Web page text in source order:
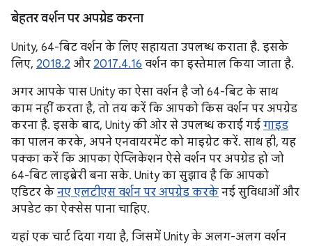
बेहतर वर्शन पर अपग्रेड करना
Unity, 64-बिट वर्शन के लिए सहायता उपलब्ध कराता है. इसके
लिए, 2018.2 और 2017.4.16 वर्शन का इस्तेमाल किया जाता है.
अगर आपके पास Unity का ऐसा वर्शन है जो 64-बिट के साथ
काम नहीं करता है, तो तय करें कि आपको किस वर्शन पर अपग्रेड
करना है. इसके बाद, Unity की ओर से उपलब्ध कराई गई गाइड
का पालन करके, अपने एनवायरमेंट को माइग्रेट करें. साथ ही, यह
पक्का करें कि आपका ऐप्लिकेशन ऐसे वर्शन पर अपग्रेड हो जो
64-बिट लाइब्रेरी बना सके. Unity का सुझाव है कि आपको
एडिटर के नए एलटीएस वर्शन पर अपग्रेड करके नई सुविधाओं और
अपडेट का ऐक्सेस पाना चाहिए.
यहां एक चार्ट दिया गया है, जिसमें Unity के अलग-अलग वर्शन